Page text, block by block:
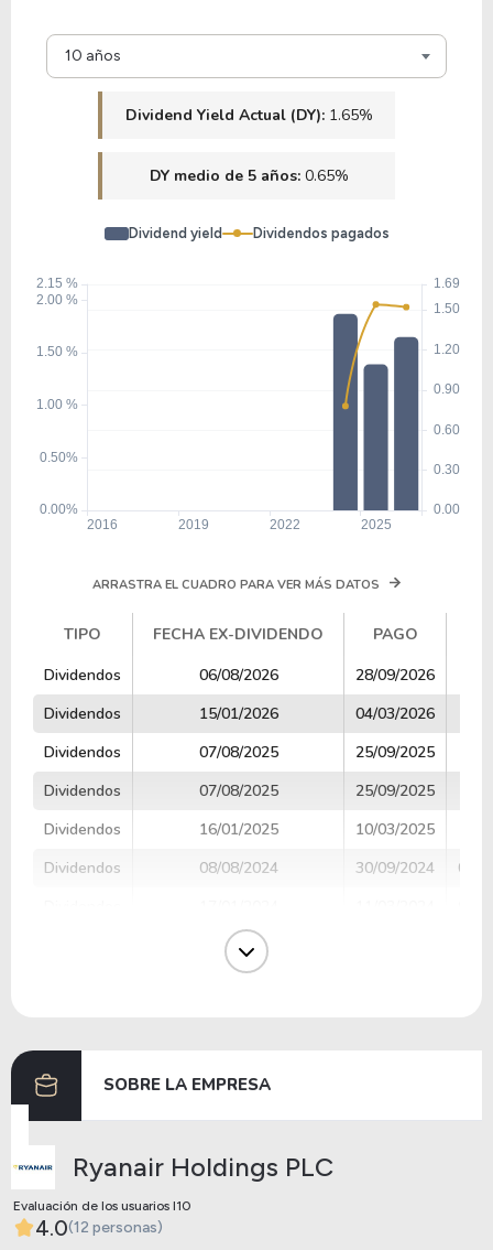
CHRW
1.70%
LUV
10 años
Dividend Yield Actual (DY): 1.65%
DY medio de 5 años: 0.65%
Dividend yield Dividendos pagados
ARRASTRA EL CUADRO PARA VER MÁS DATOS
TIPO FECHA EX-DIVIDENDO PAGO
TIPO
FECHA EX-DIVIDENDO PAGO
Dividendos 06/08/2026 28/09/2026
Dividendos
15/01/2026 04/03/2026
Dividendos
07/08/2025 25/09/2025
Dividendos
07/08/2025 25/09/2025
Dividendos
16/01/2025 10/03/2025
Dividendos
08/08/2024 30/09/2024
23/10/2015
SOBRE LA EMPRESA
Ryanair Holdings PLC
Evaluación de los usuarios I10
4.0(12 personas)